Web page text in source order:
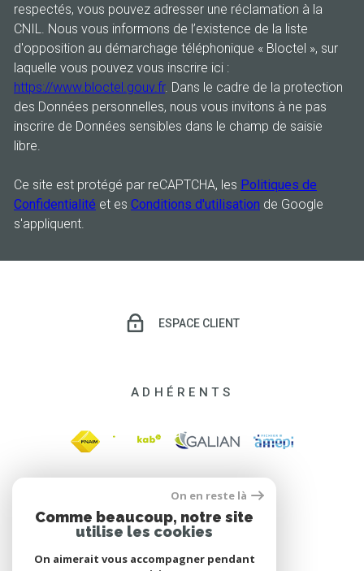
respectés, vous pouvez adresser une réclamation à la
CNIL. Nous vous informons de l’existence de la liste
d'opposition au démarchage téléphonique « Bloctel », sur
laquelle vous pouvez vous inscrire ici :
https://www.bloctel.gouv.fr. Dans le cadre de la protection
des Données personnelles, nous vous invitons à ne pas
inscrire de Données sensibles dans le champ de saisie
libre.
Ce site est protégé par reCAPTCHA, les Politiques de
Confidentialité et es Conditions d'utilisation de Google
s'appliquent.
ESPACE CLIENT
ADHÉRENTS
On en reste là
Comme beaucoup, notre site
utilise les cookies
On aimerait vous accompagner pendant